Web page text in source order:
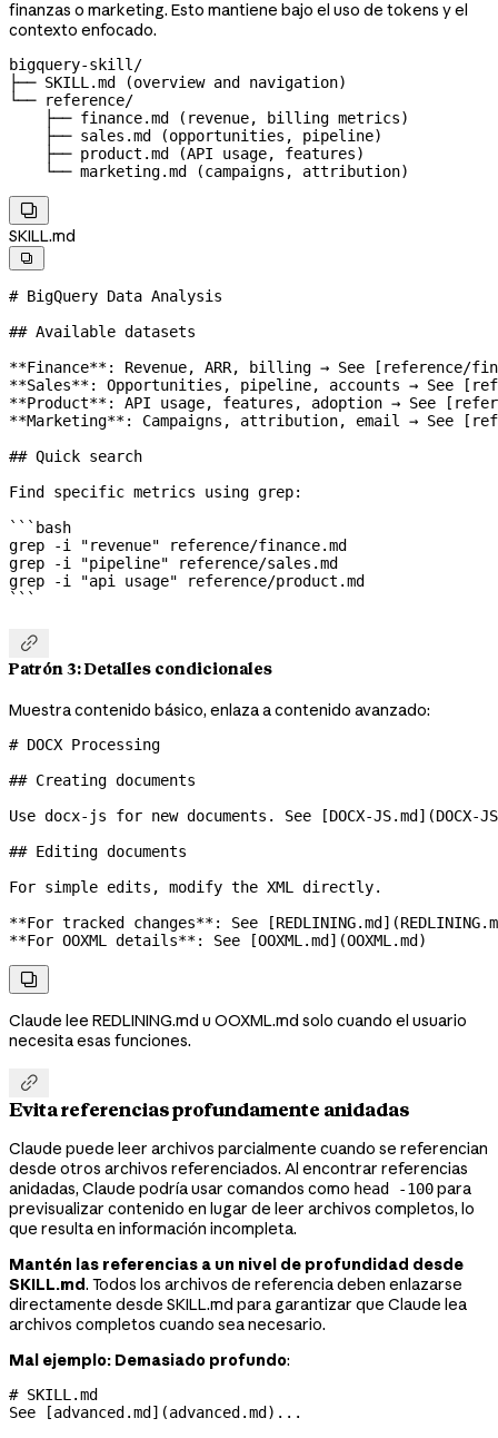
finanzas o marketing. Esto mantiene bajo el uso de tokens y el
contexto enfocado.
bigquery-skill/
├── SKILL.md (overview and navigation)
└── reference/
    ├── finance.md (revenue, billing metrics)
    ├── sales.md (opportunities, pipeline)
    ├── product.md (API usage, features)
    └── marketing.md (campaigns, attribution)

SKILL.md

# BigQuery Data Analysis
## Available datasets
**Finance**: Revenue, ARR, billing → See [ reference/
**Sales**: Opportunities, pipeline, accounts → See [
**Product**: API usage, features, adoption → See [
**Marketing**: Campaigns, attribution, email → See [
## Quick search
Find specific metrics using grep:
```bash
grep -i "revenue" reference/finance.md
grep -i "pipeline" reference/sales.md
grep -i "api usage" reference/product.md
```

Patrón 3: Detalles condicionales
Muestra contenido básico, enlaza a contenido avanzado:
# DOCX Processing
## Creating documents
Use docx-js for new documents. See [DOCX-JS.md](DOCX-
## Editing documents
For simple edits, modify the XML directly.
**For tracked changes**: See [REDLINING.md](
**For OOXML details**: See [OOXML.md](OOXML.md)

Claude lee REDLINING.md u OOXML.md solo cuando el usuario
necesita esas funciones.

Evita referencias profundamente anidadas
Claude puede leer archivos parcialmente cuando se referencian
desde otros archivos referenciados. Al encontrar referencias
anidadas, Claude podría usar comandos como head -100para
previsualizar contenido en lugar de leer archivos completos, lo
que resulta en información incompleta.
Mantén las referencias a un nivel de profundidad desde
SKILL.md. Todos los archivos de referencia deben enlazarse
directamente desde SKILL.md para garantizar que Claude lea
archivos completos cuando sea necesario.
Mal ejemplo: Demasiado profundo:
# SKILL.md
See [advanced.md ](advanced.md )...